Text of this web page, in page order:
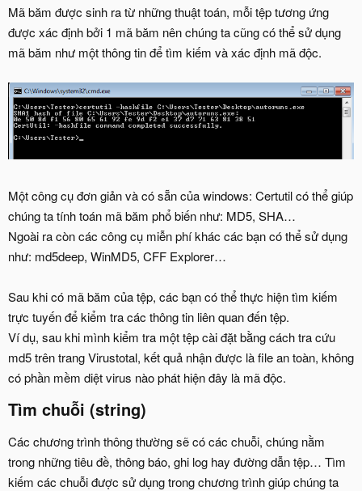
Mã băm được sinh ra từ những thuật toán, mỗi tệp tương ứng
được xác định bởi 1 mã băm nên chúng ta cũng có thể sử dụng
mã băm như một thông tin để tìm kiếm và xác định mã độc.
Một công cụ đơn giản và có sẵn của windows: Certutil có thể giúp
chúng ta tính toán mã băm phổ biến như: MD5, SHA…
Ngoài ra còn các công cụ miễn phí khác các bạn có thể sử dụng
như: md5deep, WinMD5, CFF Explorer…
Sau khi có mã băm của tệp, các bạn có thể thực hiện tìm kiếm
trực tuyến để kiểm tra các thông tin liên quan đến tệp.
Ví dụ, sau khi mình kiểm tra một tệp cài đặt bằng cách tra cứu
md5 trên trang Virustotal, kết quả nhận được là file an toàn, không
có phần mềm diệt virus nào phát hiện đây là mã độc.
Tìm chuỗi (string)​
Các chương trình thông thường sẽ có các chuỗi, chúng nằm
trong những tiêu đề, thông báo, ghi log hay đường dẫn tệp… Tìm
kiếm các chuỗi được sử dụng trong chương trình giúp chúng ta